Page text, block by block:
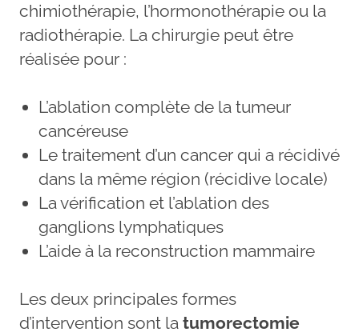
chimiothérapie, l’hormonothérapie ou la
radiothérapie. La chirurgie peut être
réalisée pour :
L’ablation complète de la tumeur
cancéreuse
Le traitement d’un cancer qui a récidivé
dans la même région (récidive locale)
La vérification et l’ablation des
ganglions lymphatiques
L’aide à la reconstruction mammaire
Les deux principales formes
d’intervention sont la tumorectomie